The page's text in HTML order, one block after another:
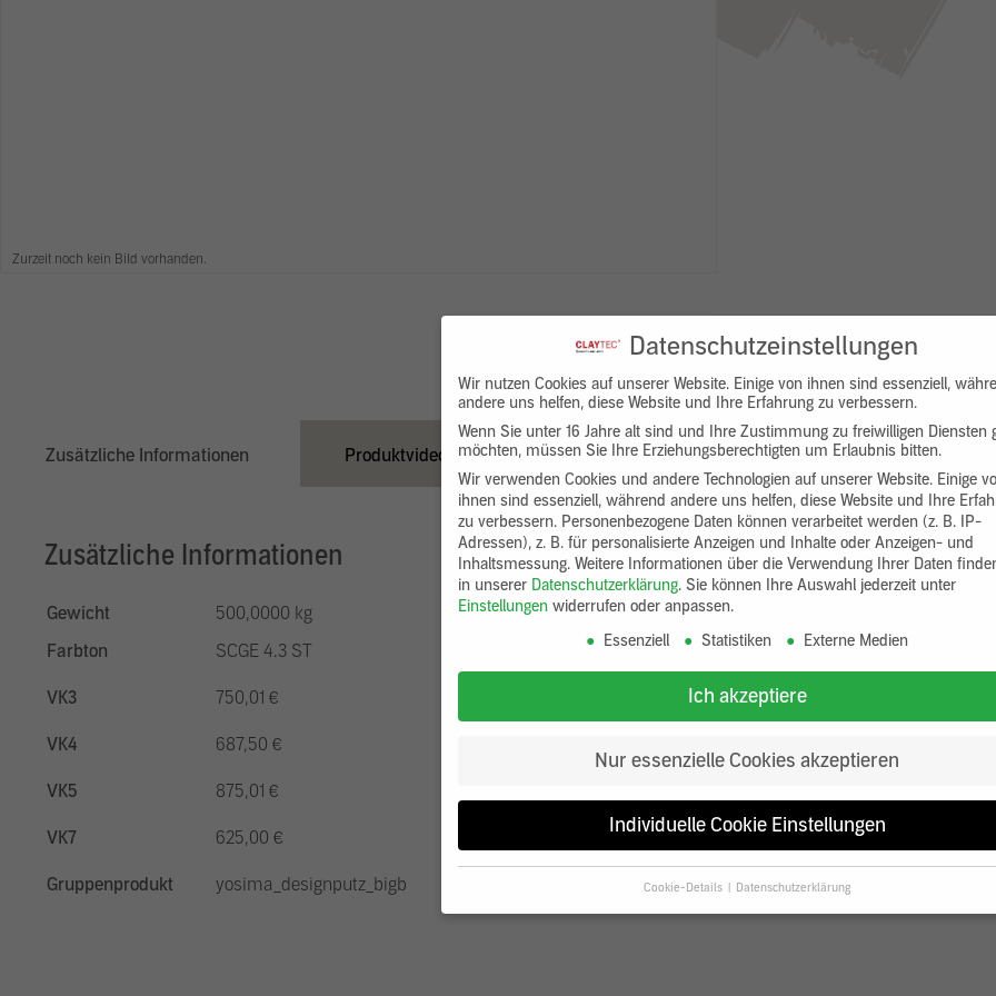
Zurzeit noch kein Bild vorhanden.
Zusätzliche Informationen Produktvideo Downloads Produktbeschreibung
Zusätzliche Informationen
Gewicht
500,0000 kg
Farbton
SCGE 4.3 ST
VK3 750,01 €
VK4 687,50 €
VK5 875,01 €
VK7 625,00 €
Gruppenprodukt yosima_designputz_bigb
Datenschutzeinstellungen
Wir nutzen Cookies auf unserer Website. Einige von ihnen sind essenziell,
andere uns helfen, diese Website und Ihre Erfahrung zu verbessern.
Wenn Sie unter 16 Jahre alt sind und Ihre Zustimmung zu freiwilligen Diensten
möchten, müssen Sie Ihre Erziehungsberechtigten um Erlaubnis bitten.
Wir verwenden Cookies und andere Technologien auf unserer Website. Einige
ihnen sind essenziell, während andere uns helfen, diese Website und Ihre
zu verbessern. Personenbezogene Daten können verarbeitet werden (z. B. IP-
Adressen), z. B. für personalisierte Anzeigen und Inhalte oder Anzeigen- und
Inhaltsmessung. Weitere Informationen über die Verwendung Ihrer Daten
in unserer Datenschutzerklärung. Sie können Ihre Auswahl jederzeit unter
Einstellungen widerrufen oder anpassen.
Essenziell
Statistiken Externe Medien
Ich akzeptiere
Nur essenzielle Cookies akzeptieren
Individuelle Cookie Einstellungen
Cookie-Details Datenschutzerklärung
Datenschutzeinstellungen